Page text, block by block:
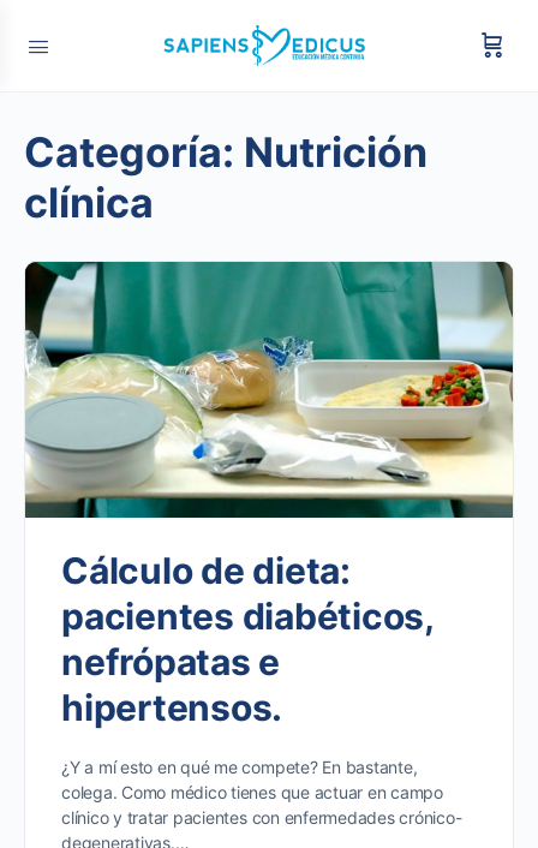
Categoría: Nutrición
clínica
Cálculo de dieta:
pacientes diabéticos,
nefrópatas e
hipertensos.
¿Y a mí esto en qué me compete? En bastante,
colega. Como médico tienes que actuar en campo
clínico y tratar pacientes con enfermedades crónico-
degenerativas.…